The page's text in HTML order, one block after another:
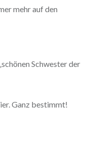
mehr auf den
Schwester der
Ganz bestimmt!